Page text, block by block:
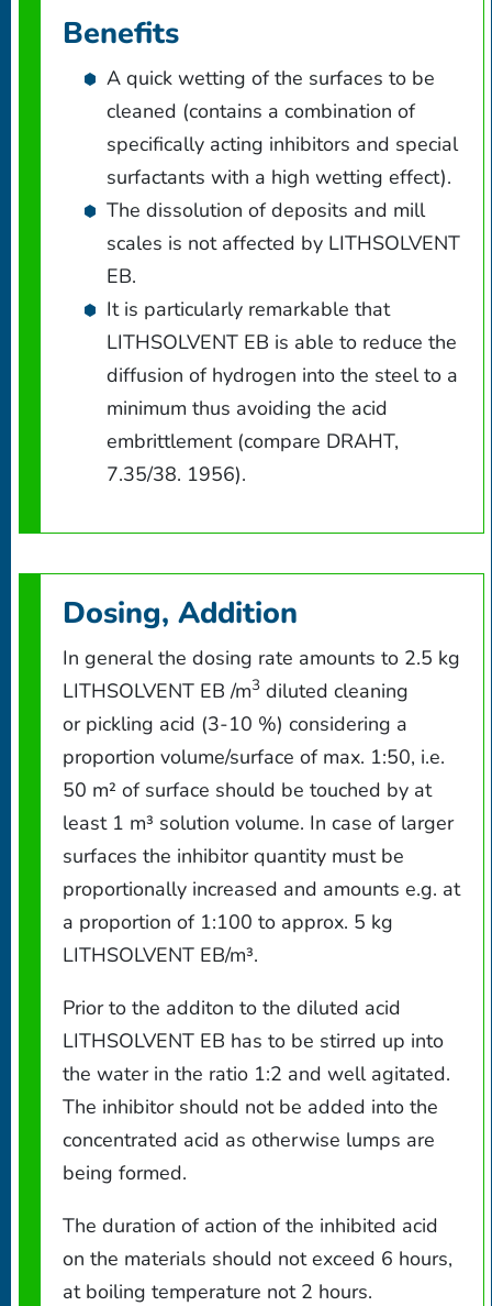
Benefits
A quick wetting of the surfaces to be
cleaned (contains a combination of
specifically acting inhibitors and special
surfactants with a high wetting effect).
The dissolution of deposits and mill
scales is not affected by LITHSOLVENT
EB.
It is particularly remarkable that
LITHSOLVENT EB is able to reduce the
diffusion of hydrogen into the steel to a
minimum thus avoiding the acid
embrittlement (compare DRAHT,
7.35/38. 1956).
Dosing, Addition
In general the dosing rate amounts to 2.5 kg
LITHSOLVENT EB /m3 diluted cleaning
or pickling acid (3-10 %) considering a
proportion volume/surface of max. 1:50, i.e.
50 m² of surface should be touched by at
least 1 m³ solution volume. In case of larger
surfaces the inhibitor quantity must be
proportionally increased and amounts e.g. at
a proportion of 1:100 to approx. 5 kg
LITHSOLVENT EB/m³.
Prior to the additon to the diluted acid
LITHSOLVENT EB has to be stirred up into
the water in the ratio 1:2 and well agitated.
The inhibitor should not be added into the
concentrated acid as otherwise lumps are
being formed.
The duration of action of the inhibited acid
on the materials should not exceed 6 hours,
at boiling temperature not 2 hours.